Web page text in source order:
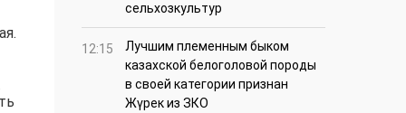
сельхозкультур
12:15
Лучшим племенным быком
казахской белоголовой породы
в своей категории признан
Жүрек из ЗКО